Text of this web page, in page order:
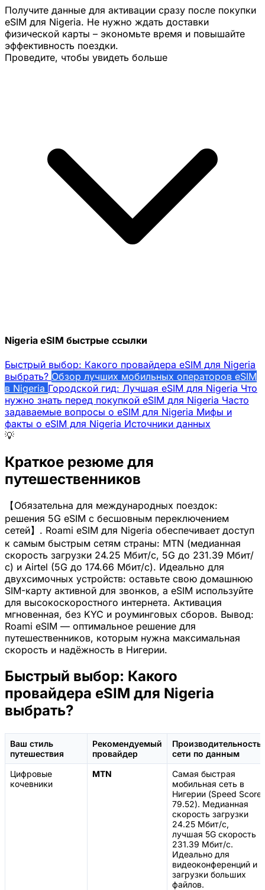
Получите данные для активации сразу после покупки
eSIM для Nigeria. Не нужно ждать доставки
физической карты – экономьте время и повышайте
эффективность поездки.
Проведите, чтобы увидеть больше
Nigeria eSIM быстрые ссылки
Быстрый выбор: Какого провайдера eSIM для Nigeria
выбрать? Обзор лучших мобильных операторов eSIM
в Nigeria Городской гид: Лучшая eSIM для Nigeria Что
нужно знать перед покупкой eSIM для Nigeria Часто
задаваемые вопросы о eSIM для Nigeria Мифы и
факты о eSIM для Nigeria Источники данных
💡
Краткое резюме для
путешественников
【Обязательна для международных поездок:
решения 5G eSIM с бесшовным переключением
сетей】. Roami eSIM для Nigeria обеспечивает доступ
к самым быстрым сетям страны: MTN (медианная
скорость загрузки 24.25 Мбит/с, 5G до 231.39 Мбит/
с) и Airtel (5G до 174.66 Мбит/с). Идеально для
двухсимочных устройств: оставьте свою домашнюю
SIM-карту активной для звонков, а eSIM используйте
для высокоскоростного интернета. Активация
мгновенная, без KYC и роуминговых сборов. Вывод:
Roami eSIM — оптимальное решение для
путешественников, которым нужна максимальная
скорость и надёжность в Нигерии.
Быстрый выбор: Какого
провайдера eSIM для Nigeria
выбрать?
Ваш стиль
путешествия
Рекомендуемый
провайдер
Производительность
сети по данным
Цифровые
кочевники
MTN
Самая быстрая
мобильная сеть в
Нигерии (Speed Score
79.52). Медианная
скорость загрузки
24.25 Мбит/с,
лучшая 5G скорость
231.39 Мбит/с.
Идеально для
видеоконференций и
загрузки больших
файлов.